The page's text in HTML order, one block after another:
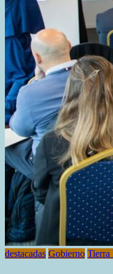
destacadas Gobierno Tierra